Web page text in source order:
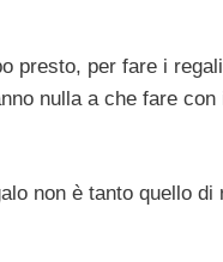
presto, per fare i
nulla a che fare con
non è tanto quello di